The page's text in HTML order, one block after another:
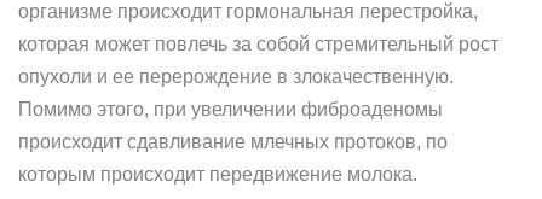
организме происходит гормональная перестройка,
которая может повлечь за собой стремительный рост
опухоли и ее перерождение в злокачественную.
Помимо этого, при увеличении фиброаденомы
происходит сдавливание млечных протоков, по
которым происходит передвижение молока.